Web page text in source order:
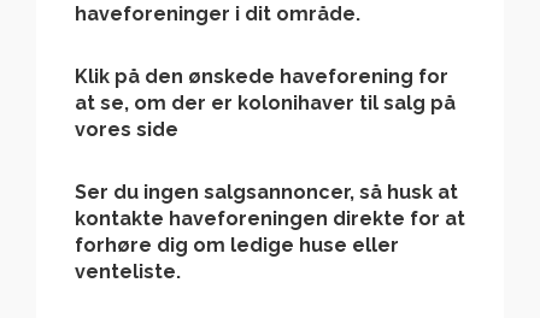
haveforeninger i dit område.
Klik på den ønskede haveforening for
at se, om der er kolonihaver til salg på
vores side
Ser du ingen salgsannoncer, så husk at
kontakte haveforeningen direkte for at
forhøre dig om ledige huse eller
venteliste.